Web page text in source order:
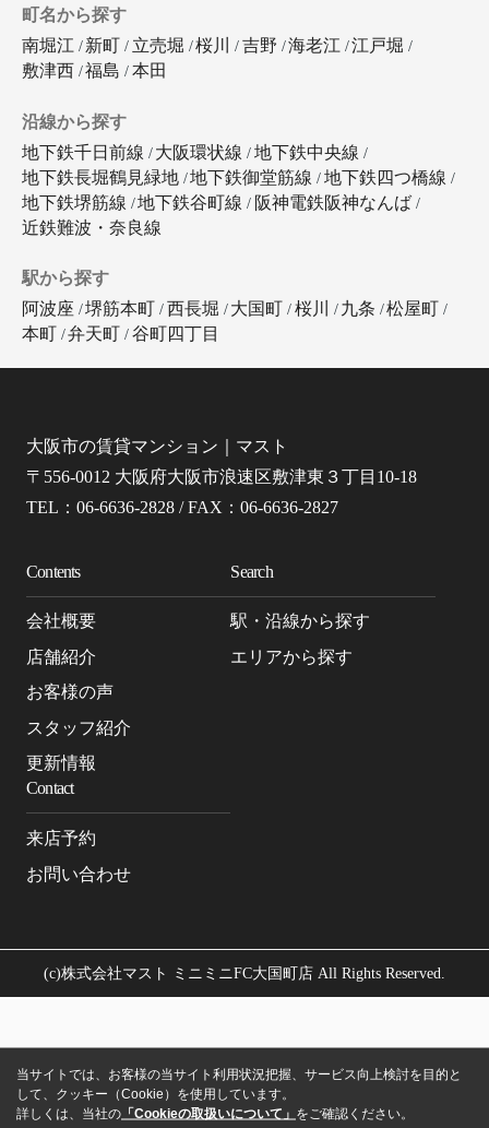
町名から探す
南堀江
新町 立売堀 桜川 吉野 海老江
江戸堀
敷津西
福島 本田
沿線から探す
地下鉄千日前線
大阪環状線 地下鉄中央線
地下鉄長堀鶴見緑地
地下鉄御堂筋線 地下鉄四つ橋線
地下鉄堺筋線
地下鉄谷町線 阪神電鉄阪神なんば
近鉄難波・奈良線
駅から探す
阿波座
堺筋本町 西長堀 大国町 桜川 九条
松屋町
本町
弁天町 谷町四丁目
大阪市の賃貸マンション｜マスト
〒556-0012 大阪府大阪市浪速区敷津東３丁目10-18
TEL：06-6636-2828 / FAX：06-6636-2827
Contents
会社概要
店舗紹介
お客様の声
スタッフ紹介
更新情報
Search
駅・沿線から探す
エリアから探す
Contact
来店予約
お問い合わせ
(c)株式会社マスト ミニミニFC大国町店 All Rights Reserved.
当サイトでは、お客様の当サイト利用状況把握、サービス向上検討を目的と
して、クッキー（Cookie）を使用しています。
詳しくは、当社の 「Cookieの取扱いについて」 をご確認ください。